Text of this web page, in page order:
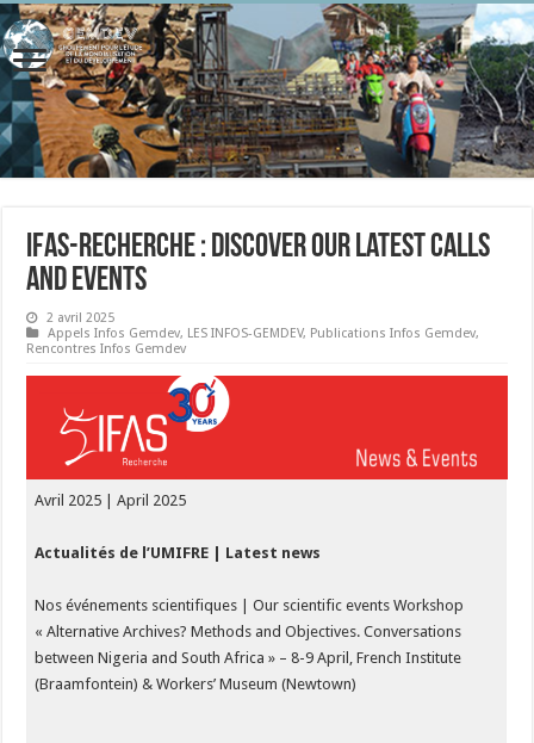
IFAS-Recherche : Discover our latest calls
and events
2 avril 2025
Appels Infos Gemdev, LES INFOS-GEMDEV, Publications Infos Gemdev,
Rencontres Infos Gemdev
Avril 2025 | April 2025
Actualités de l’UMIFRE | Latest news
Nos événements scientifiques | Our scientific events Workshop
« Alternative Archives? Methods and Objectives. Conversations
between Nigeria and South Africa » – 8-9 April, French Institute
(Braamfontein) & Workers’ Museum (Newtown)